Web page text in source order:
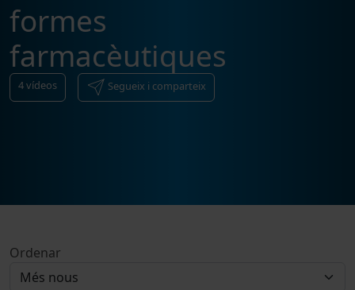
formes
farmacèutiques
4vídeos Segueix i comparteix
Ordenar